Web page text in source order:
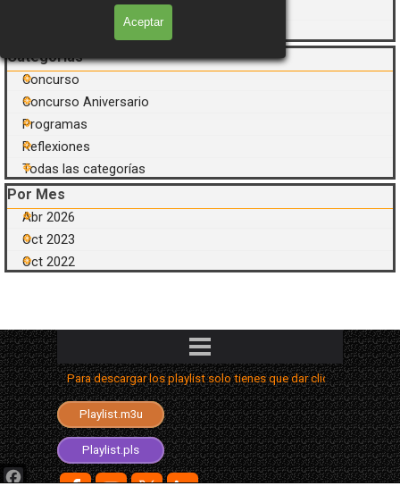
Aceptar
Así Suena México
Saltar el bloque Categorías
Categorías
Concurso
Concurso Aniversario
Programas
Reflexiones
Todas las categorías
Saltar el bloque Por Mes
Por Mes
Abr 2026
Oct 2023
Oct 2022
Saltar menú
Para descargar los playlist solo tienes que dar clic con el
Playlist.aimppl4
Playlist.m3u
Playlist.m3u8
Playlist.pls